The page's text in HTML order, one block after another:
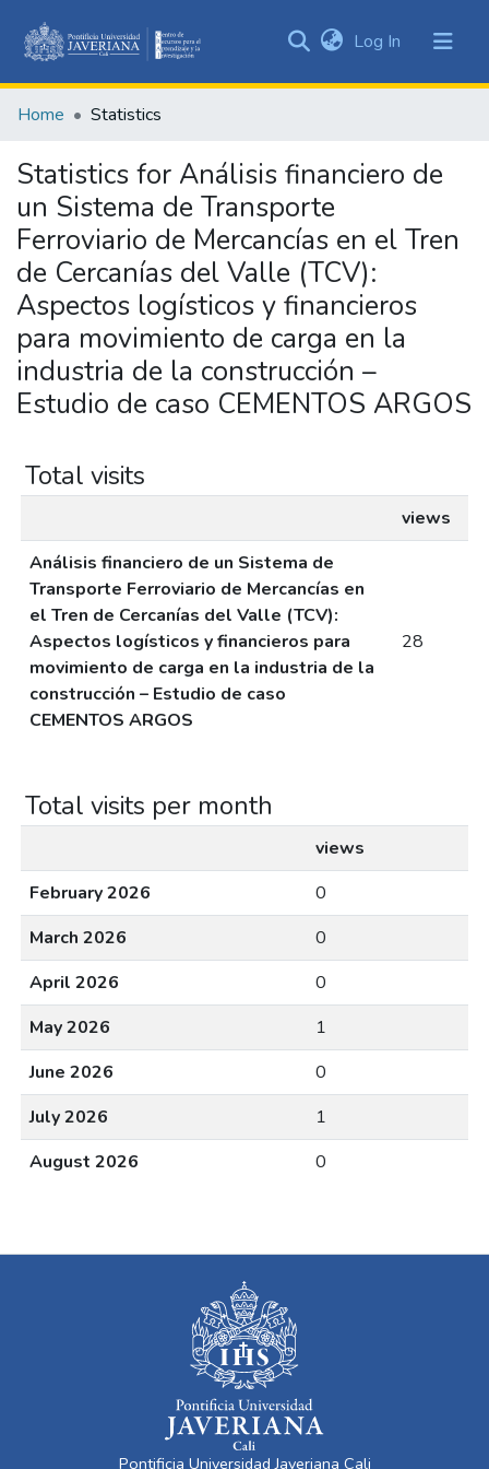
&
All of DSpace
Log In (current)
Home Statistics
Statistics for Análisis financiero de
un Sistema de Transporte
Ferroviario de Mercancías en el Tren
de Cercanías del Valle (TCV):
Aspectos logísticos y financieros
para movimiento de carga en la
industria de la construcción –
Estudio de caso CEMENTOS ARGOS
Total visits
views
Análisis financiero de un Sistema de
Transporte Ferroviario de Mercancías en
el Tren de Cercanías del Valle (TCV):
Aspectos logísticos y financieros para
movimiento de carga en la industria de la
construcción – Estudio de caso
CEMENTOS ARGOS
28
Total visits per month
views
February 2026
0
March 2026
0
April 2026
0
May 2026
1
June 2026
0
July 2026
1
August 2026
0
Pontificia Universidad Javeriana Cali